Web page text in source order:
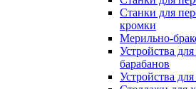
Станки для
кромки
Мерильно-
Устройства
барабанов
Устройства